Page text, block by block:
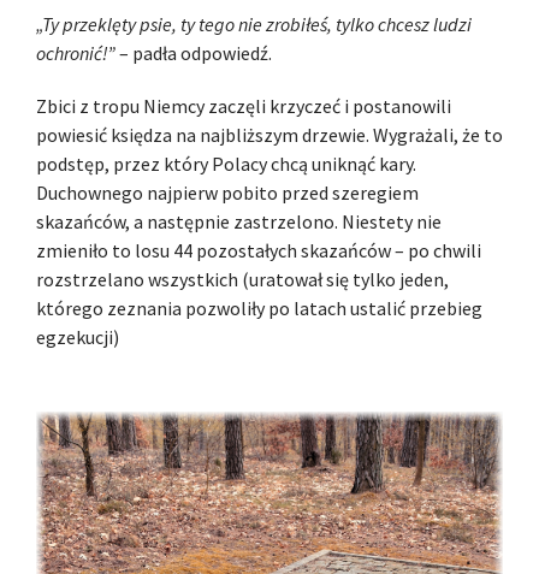
„Ty przeklęty psie, ty tego nie zrobiłeś, tylko chcesz ludzi
ochronić!”– padła odpowiedź.
Zbici z tropu Niemcy zaczęli krzyczeć i postanowili
powiesić księdza na najbliższym drzewie. Wygrażali, że to
podstęp, przez który Polacy chcą uniknąć kary.
Duchownego najpierw pobito przed szeregiem
skazańców, a następnie zastrzelono. Niestety nie
zmieniło to losu 44 pozostałych skazańców – po chwili
rozstrzelano wszystkich (uratował się tylko jeden,
którego zeznania pozwoliły po latach ustalić przebieg
egzekucji)